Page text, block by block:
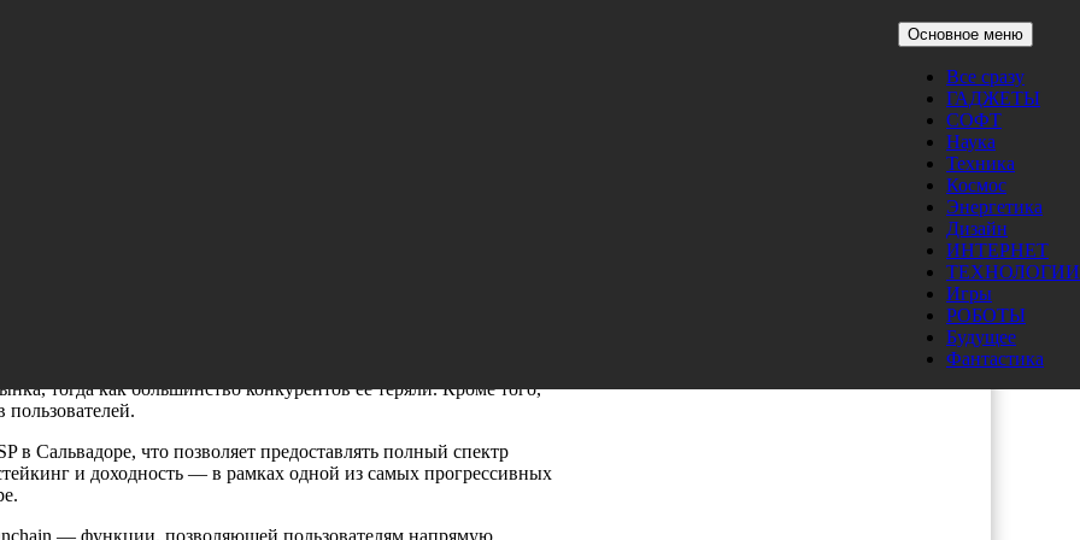
Основное меню
Все сразу
ГАДЖЕТЫ
СОФТ
Наука
Техника
Космос
Энергетика
Дизайн
ИНТЕРНЕТ
ТЕХНОЛОГИИ
Игры
РОБОТЫ
Будущее
Фантастика
тогда как большинство конкурентов ее теряли. Кроме того,
Сальвадоре, что позволяет предоставлять полный спектр
и доходность — в рамках одной из самых прогрессивных
— функции, позволяющей пользователям напрямую